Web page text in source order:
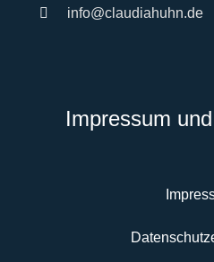
info@claudiahuhn.de
Impressum